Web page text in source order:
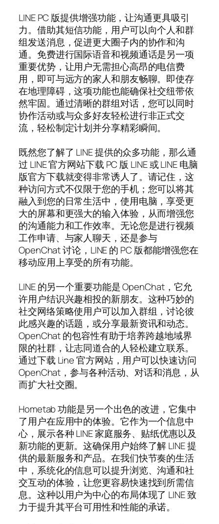
LINE PC 版提供增强功能，让沟通更具吸引
力。借助其短信功能，用户可以向个人和群
组发送消息，促进更大圈子内的协作和沟
通。免费进行国际语音和视频通话是另一项
重要优势，让用户无需担心高昂的电信费
用，即可与远方的家人和朋友畅聊。即使存
在地理障碍，这项功能也能确保社交纽带依
然牢固。通过清晰的群组对话，您可以同时
协作活动或与众多好友轻松进行非正式交
流，轻松制定计划并分享精彩瞬间。
既然您了解了 LINE 提供的众多功能，那么通
过 LINE 官方网站下载 PC 版 LINE 或 LINE 电脑
版官方下载就变得非常诱人了。请记住，这
种访问方式不仅限于您的手机；您可以将其
融入到您的日常生活中，使用电脑，享受更
大的屏幕和更强大的输入体验，从而增强您
的沟通能力和工作效率。无论您是进行视频
工作申请、与家人聊天，还是参与
OpenChat 讨论，LINE 的 PC 版都能增强您在
移动应用上享受的所有功能。
LINE 的另一个重要功能是 OpenChat，它允
许用户结识兴趣相投的新朋友。这种巧妙的
社交网络策略使用户可以加入群组，讨论彼
此感兴趣的话题，或分享最新资讯和动态。
OpenChat 的包容性有助于培养跨越地域界
限的社群，让志同道合的人轻松建立联系。
通过下载 Line 官方网站，用户可以快速访问
OpenChat，参与各种活动、对话和消息，从
而扩大社交圈。
Hometab 功能是另一个出色的改进，它集中
了用户在应用中的体验。它作为一个信息中
心，展示各种 LINE 家庭服务、贴纸优惠以及
新功能的更新。这确保用户始终了解 LINE 提
供的最新服务和产品。在我们快节奏的生活
中，系统化的信息可以提升浏览、沟通和社
交互动的体验，让您更容易快速找到所需信
息。这种以用户为中心的布局体现了 LINE 致
力于提升其平台可用性和性能的承诺。